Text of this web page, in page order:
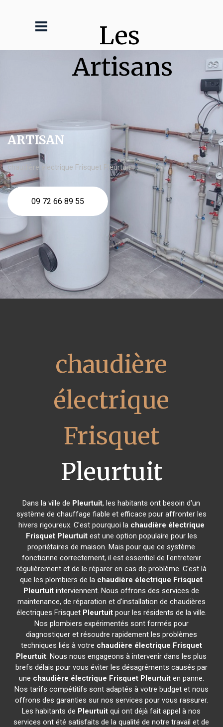
Les
Artisans
ARTISAN
chaudière électrique Frisquet Pleurtuit
09 72 66 89 55
chaudière
électrique
Frisquet
Pleurtuit
Dans la ville de Pleurtuit, les habitants ont besoin d'un
système de chauffage fiable et efficace pour affronter les
hivers rigoureux. C'est pourquoi la chaudière électrique
Frisquet Pleurtuitest une option populaire pour les
propriétaires de maison. Mais pour que ce système
fonctionne correctement, il est essentiel de l'entretenir
régulièrement et de le réparer en cas de problème. C'est là
que les plombiers de la chaudière électrique Frisquet
Pleurtuit interviennent. Nous offrons des services de
maintenance, de réparation et d'installation de chaudières
électriques Frisquet Pleurtuitpour les résidents de la ville.
Nos plombiers expérimentés sont formés pour
diagnostiquer et résoudre rapidement les problèmes
techniques liés à votre chaudière électrique Frisquet
Pleurtuit. Nous nous engageons à intervenir dans les plus
brefs délais pour vous éviter les désagréments causés par
une chaudière électrique Frisquet Pleurtuiten panne.
Nos tarifs compétitifs sont adaptés à votre budget et nous
offrons des garanties sur nos services pour vous rassurer.
Les habitants de Pleurtuit qui ont déjà fait appel à nos
services ont été satisfaits de la qualité de notre travail et de